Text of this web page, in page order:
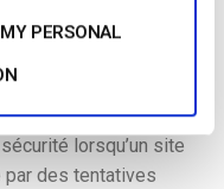
PERSONAL
d’un CDN
lorsqu’un site
des tentatives